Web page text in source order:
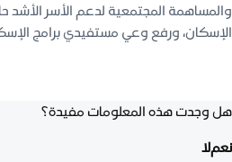
والمساهمة المجتمعية لدعم الأسر
الإسكان، ورفع وعي مستفيدي برامج
هل وجدت هذه المعلومات مفيدة؟
نعملا